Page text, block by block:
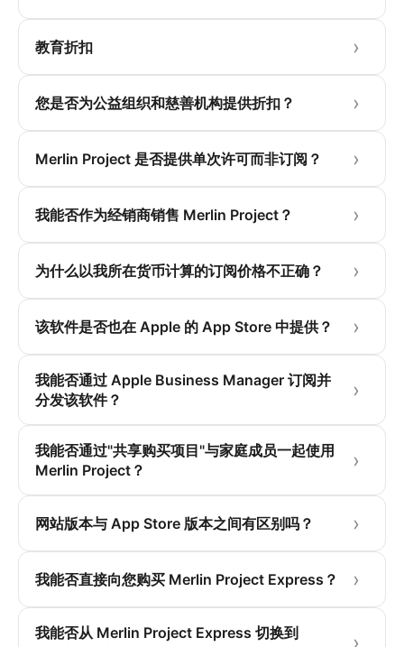
教育折扣
您是否为公益组织和慈善机构提供折扣？
Merlin Project 是否提供单次许可而非订阅？
我能否作为经销商销售 Merlin Project？
为什么以我所在货币计算的订阅价格不正确？
该软件是否也在 Apple 的 App Store 中提供？
我能否通过 Apple Business Manager 订阅并
分发该软件？
我能否通过"共享购买项目"与家庭成员一起使用
Merlin Project？
网站版本与 App Store 版本之间有区别吗？
我能否直接向您购买 Merlin Project Express？
我能否从 Merlin Project Express 切换到